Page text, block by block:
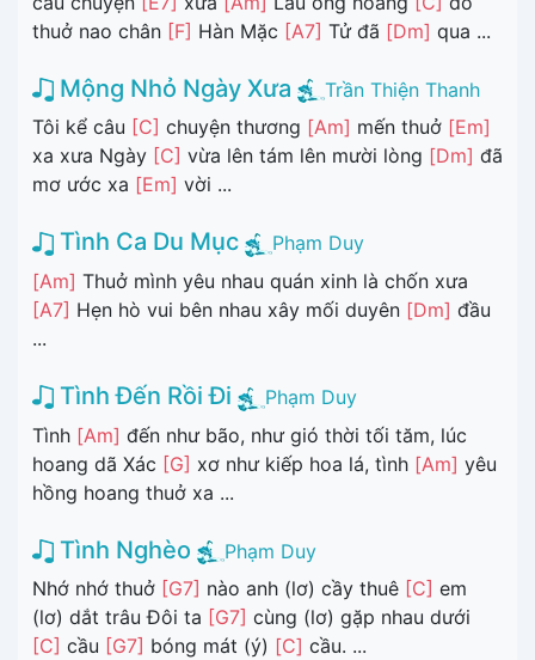
thuở nao chân [F] Hàn Mặc [A7] Tử đã [Dm] qua ...
Mộng Nhỏ Ngày Xưa
Trần Thiện Thanh
Tôi kể câu [C] chuyện thương [Am] mến thuở [Em]
xa xưa Ngày [C] vừa lên tám lên mười lòng [Dm] đã
mơ ước xa [Em] vời ...
Tình Ca Du Mục
Phạm Duy
[Am] Thuở mình yêu nhau quán xinh là chốn xưa
[A7] Hẹn hò vui bên nhau xây mối duyên [Dm] đầu
...
Tình Đến Rồi Đi
Phạm Duy
Tình [Am] đến như bão, như gió thời tối tăm, lúc
hoang dã Xác [G] xơ như kiếp hoa lá, tình [Am] yêu
hồng hoang thuở xa ...
Tình Nghèo
Phạm Duy
Nhớ nhớ thuở [G7] nào anh (lơ) cầy thuê [C] em
(lơ) dắt trâu Đôi ta [G7] cùng (lơ) gặp nhau dưới
[C] cầu [G7] bóng mát (ý) [C] cầu. ...